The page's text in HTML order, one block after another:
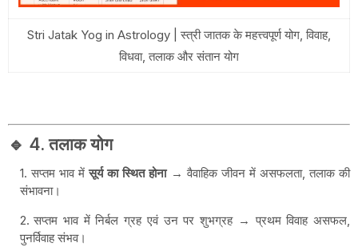
Stri Jatak Yog in Astrology | स्त्री जातक के महत्त्वपूर्ण योग, विवाह,
विधवा, तलाक और संतान योग
🔹 4. तलाक योग
सप्तम भाव मेंसूर्य का स्थित होना→ वैवाहिक जीवन में असफलता, तलाक की
संभावना।
सप्तम भाव में निर्बल ग्रह एवं उन पर शुभग्रह → प्रथम विवाह असफल,
पुनर्विवाह संभव।